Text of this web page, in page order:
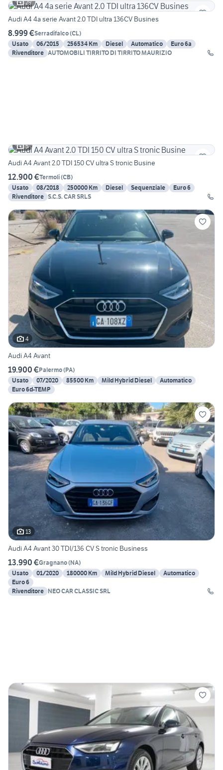
29
Audi A4 4a serie Avant 2.0 TDI ultra 136CV Busines
8.999 €Serradifalco(CL)
Usato
06/2015 256534 Km Diesel Automatico
Euro 6a
Rivenditore AUTOMOBILI TIRRITO DI TIRRITO MAURIZIO
5
Audi A4 Avant 2.0 TDI 150 CV ultra S tronic Busine
12.900 €Termoli(CB)
Usato
08/2018 250000 Km Diesel Sequenziale
Euro 6
Rivenditore S.C.S. CAR SRLS
4
Audi A4 Avant
19.900 €Palermo(PA)
Usato
07/2020 85500 Km Mild Hybrid Diesel
Automatico
Euro 6d-TEMP
13
Audi A4 Avant 30 TDI/136 CV S tronic Business
13.990 €Gragnano(NA)
Usato
01/2020 180000 Km Mild Hybrid Diesel
Automatico
Euro 6
Rivenditore NEO CAR CLASSIC SRL